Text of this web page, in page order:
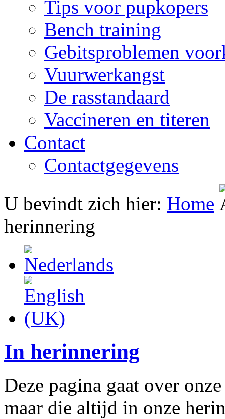
Tips voor pupkopers
Bench training
Gebitsproblemen
Vuurwerkangst
De rasstandaard
Vaccineren en titeren
Contact
Contactgegevens
U bevindt zich hier: Home
herinnering
In herinnering
Deze pagina gaat over
maar die altijd in onze